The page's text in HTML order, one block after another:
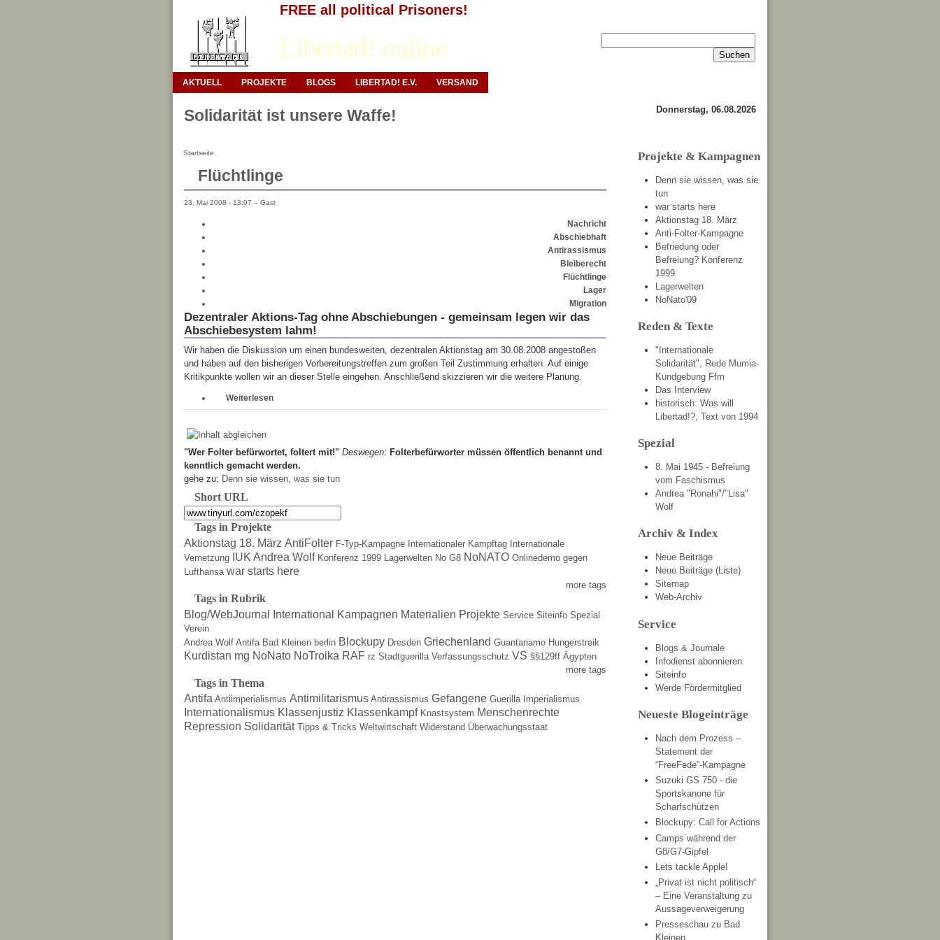
FREE all political Prisoners!
Libertad! online
AKTUELL PROJEKTE BLOGS LIBERTAD! E.V. VERSAND
Solidarität ist unsere Waffe! Donnerstag, 06.08.2026
Startseite
Flüchtlinge
23. Mai 2008 - 13:07 – Gast
Nachricht
Abschiebhaft
Antirassismus
Bleiberecht
Flüchtlinge
Lager
Migration
Dezentraler Aktions-Tag ohne Abschiebungen - gemeinsam legen wir das
Abschiebesystem lahm!
Wir haben die Diskussion um einen bundesweiten, dezentralen Aktionstag am 30.08.2008 angestoßen
und haben auf den bisherigen Vorbereitungstreffen zum großen Teil Zustimmung erhalten. Auf einige
Kritikpunkte wollen wir an dieser Stelle eingehen. Anschließend skizzieren wir die weitere Planung.
Weiterlesen
"Wer Folter befürwortet, foltert mit!" Deswegen: Folterbefürworter müssen öffentlich benannt und
kenntlich gemacht werden.
gehe zu: Denn sie wissen, was sie tun
Short URL
Tags in Projekte
Aktionstag 18. März AntiFolter F-Typ-Kampagne Internationaler Kampftag Internationale
Vernetzung IUK Andrea Wolf Konferenz 1999 Lagerwelten No G8 NoNATO Onlinedemo gegen
Lufthansa war starts here
more tags
Tags in Rubrik
Blog/WebJournal International Kampagnen Materialien Projekte Service Siteinfo Spezial
Verein
Andrea Wolf Antifa Bad Kleinen berlin Blockupy Dresden Griechenland Guantanamo Hungerstreik
Kurdistan mg NoNato NoTroika RAF rz Stadtguerilla Verfassungsschutz VS §§129ff Ägypten
more tags
Tags in Thema
Antifa Antiimperialismus Antimilitarismus Antirassismus Gefangene Guerilla Imperialismus
Internationalismus Klassenjustiz Klassenkampf Knastsystem Menschenrechte
Repression Solidarität Tipps & Tricks Weltwirtschaft Widerstand Überwachungsstaat
Projekte & Kampagnen
Denn sie wissen, was sie
tun
war starts here
Aktionstag 18. März
Anti-Folter-Kampagne
Befriedung oder
Befreiung? Konferenz
1999
Lagerwelten
NoNato'09
Reden & Texte
"Internationale
Solidarität", Rede Mumia-
Kundgebung Ffm
Das Interview
historisch: Was will
Libertad!?, Text von 1994
Spezial
8. Mai 1945 - Befreiung
vom Faschismus
Andrea "Ronahi"/"Lisa"
Wolf
Archiv & Index
Neue Beiträge
Neue Beiträge (Liste)
Sitemap
Web-Archiv
Service
Blogs & Journale
Infodienst abonnieren
Siteinfo
Werde Fördermitglied
Neueste Blogeinträge
Nach dem Prozess –
Statement der
“FreeFede”-Kampagne
Suzuki GS 750 - die
Sportskanone für
Scharfschützen
Blockupy: Call for Actions
Camps während der
G8/G7-Gipfel
Lets tackle Apple!
„Privat ist nicht politisch“
– Eine Veranstaltung zu
Aussageverweigerung
Presseschau zu Bad
Kleinen